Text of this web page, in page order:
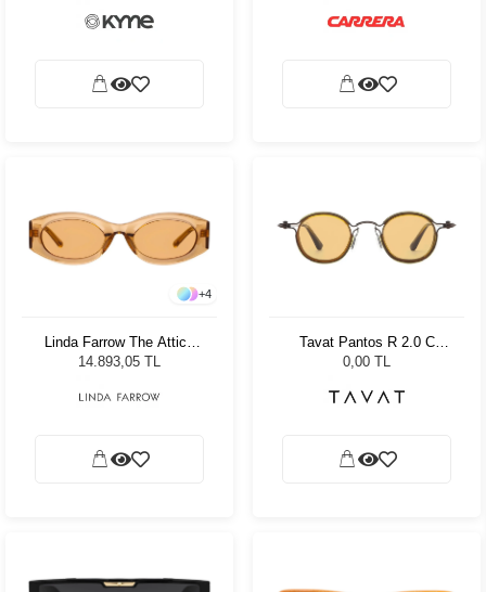
+4
Linda Farrow The Attico
Berta Sand/Gold - Sand
14.893,05 TL
Tavat Pantos R 2.0 C
SC119 Col RYG-SI
0,00 TL